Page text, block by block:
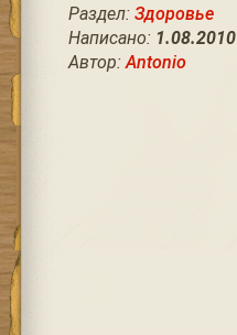
Раздел: Здоровье
Написано: 1.08.2010
Автор:Antonio